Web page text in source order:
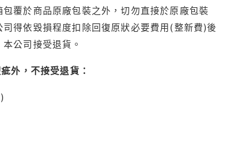
覆於商品原廠包裝之外，切勿直接於原廠包裝
得依毀損程度扣除回復原狀必要費用(整新費)後
公司接受退貨。
外，不接受退貨：